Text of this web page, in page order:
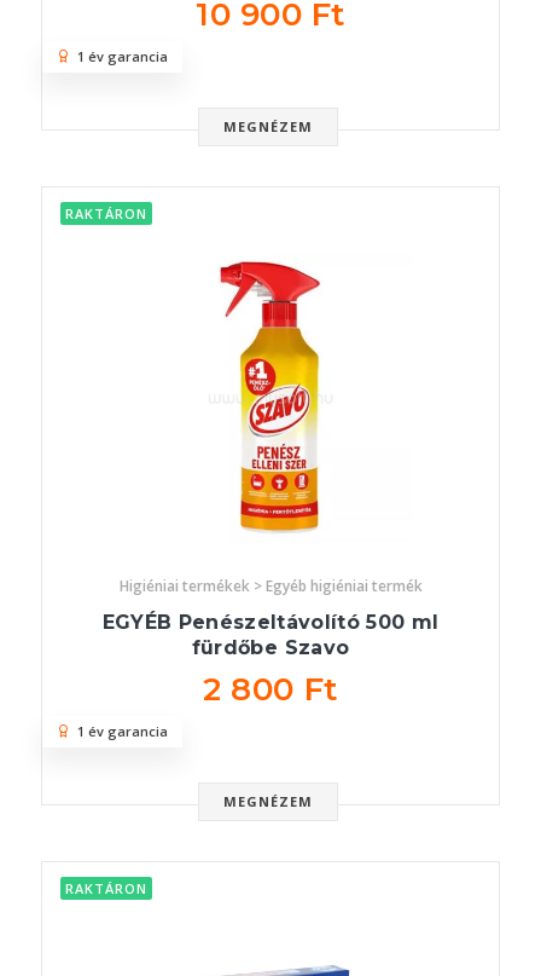
10 900 Ft
MEGNÉZEM
1 év garancia
RAKTÁRON
Higiéniai termékek > Egyéb higiéniai termék
EGYÉB Penészeltávolító 500 ml
fürdőbe Szavo
2 800 Ft
MEGNÉZEM
1 év garancia
RAKTÁRON